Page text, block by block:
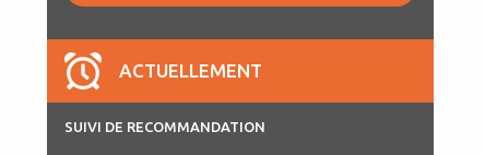
ACTUELLEMENT
SUIVI DE RECOMMANDATION